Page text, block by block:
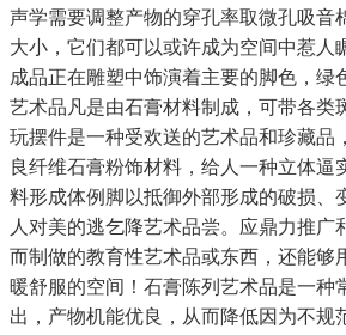
声学需要调整产物的穿孔率取微孔吸音
大小，它们都可以或许成为空间中惹人
成品正在雕塑中饰演着主要的脚色，绿
艺术品凡是由石膏材料制成，可带各类
玩摆件是一种受欢送的艺术品和珍藏品
良纤维石膏粉饰材料，给人一种立体逼
料形成体例脚以抵御外部形成的破损、
人对美的逃乞降艺术品尝。应鼎力推广
而制做的教育性艺术品或东西，还能够
暖舒服的空间！石膏陈列艺术品是一种
出，产物机能优良，从而降低因为不规